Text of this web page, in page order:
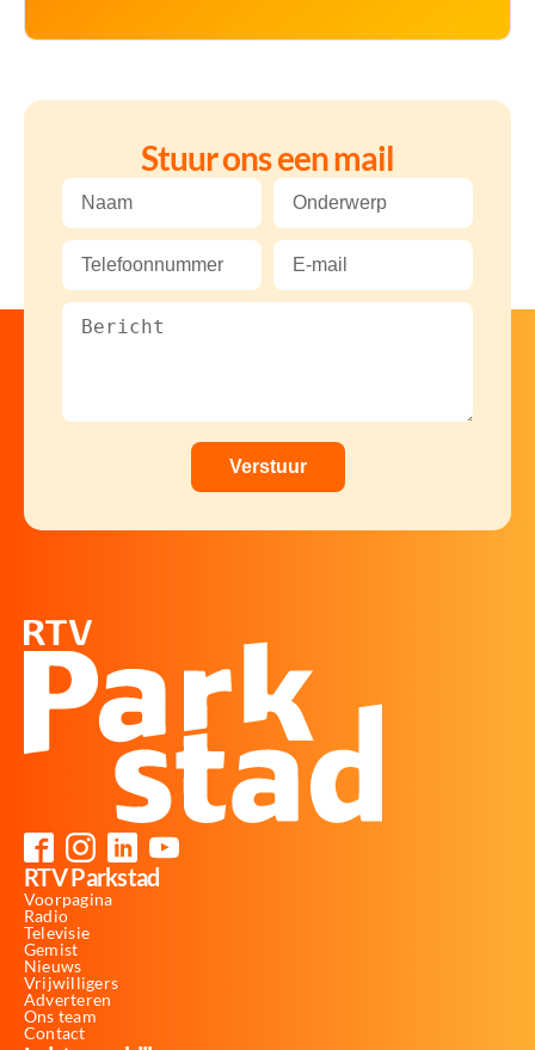
Stuur ons een mail
RTV Parkstad
Voorpagina
Radio
Televisie
Gemist
Nieuws
Vrijwilligers
Adverteren
Ons team
Contact